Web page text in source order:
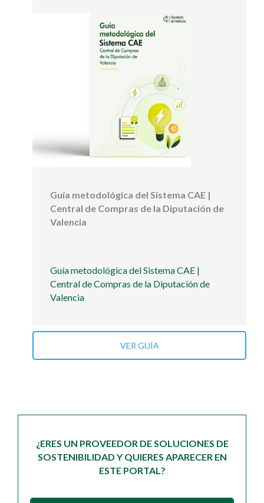
Guía metodológica del Sistema CAE |
Central de Compras de la Diputación de
Valencia
Guía metodológica del Sistema CAE |
Central de Compras de la Diputación de
Valencia
VER GUÍA
¿ERES UN PROVEEDOR DE SOLUCIONES DE
SOSTENIBILIDAD Y QUIERES APARECER EN
ESTE PORTAL?